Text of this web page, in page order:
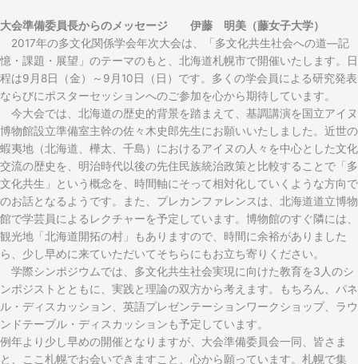
大会準備委員長からのメッセージ 伊藤 明美（藤女子大学）
2017年の多文化関係学会年次大会は、「多文化共生社会への道―記
憶・課題・展望」のテーマのもと、北海道札幌市で開催いたします。日
程は9月8日（金）～9月10日（日）です。多くの学会員による研究発表
ならびにポスターセッションへのご参加を心から期待しています。
今大会では、北海道の歴史的背景を踏まえて、基調講演を国立アイヌ
博物館設立準備室主幹の佐々木史郎先生にお願いいたしました。近世の
蝦夷地（北海道、樺太、千島）におけるアイヌの人々を中心とした文化
交流の歴史を、明治時代以後の先住民族統治政策と比較することで「多
文化共生」という概念を、時間軸にそって相対化していくような方向で
のお話となるようです。また、プレカンファレンスは、北海道道立博物
館で学芸員によるレクチャーを予定しています。博物館のすぐ隣には、
観光地「北海道開拓の村」もありますので、時間に余裕がありました
ら、少し早めに来ていただいてそちらにもお立ち寄りください。
学際シンポジウムでは、多文化共生社会実現に向けた教育を3人のシ
ンポジストとともに、実践と理論の双方から考えます。もちろん、パネ
ル・ディスカッション、英語プレゼンテーションワークショップ、ラウ
ンドテーブル・ディスカッションも予定しています。
例年より少し早めの開催となりますが、大会準備委員会一同、皆さま
と、ここ札幌でお会いできますこと、心から願っています。札幌で集